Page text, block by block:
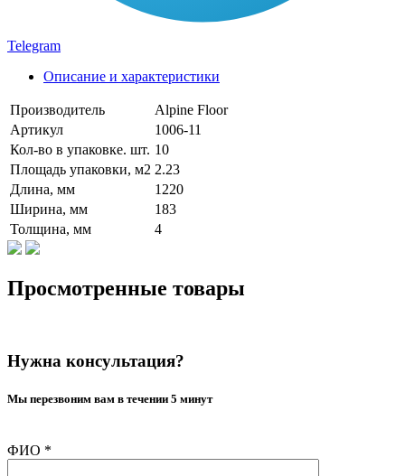
Telegram
Описание и характеристики
Производитель
Alpine Floor
Артикул
1006-11
Кол-во в упаковке. шт. 10
Площадь упаковки, м2 2.23
Длина, мм
1220
Ширина, мм
183
Толщина, мм
4
Просмотренные товары
Нужна консультация?
Мы перезвоним вам в течении 5 минут
ФИО *